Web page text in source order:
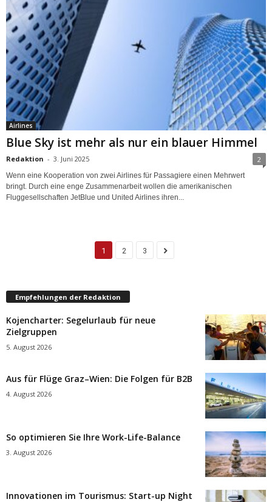
Airlines
Blue Sky ist mehr als nur ein blauer Himmel
Redaktion - 3. Juni 2025 2
Wenn eine Kooperation von zwei Airlines für Passagiere einen Mehrwert
bringt. Durch eine enge Zusammenarbeit wollen die amerikanischen
Fluggesellschaften JetBlue und United Airlines ihren...
1 2 3
Empfehlungen der Redaktion
Kojencharter: Segelurlaub für neue
Zielgruppen
5. August 2026
Aus für Flüge Graz–Wien: Die Folgen für B2B
4. August 2026
So optimieren Sie Ihre Work-Life-Balance
3. August 2026
Innovationen im Tourismus: Start-up Night